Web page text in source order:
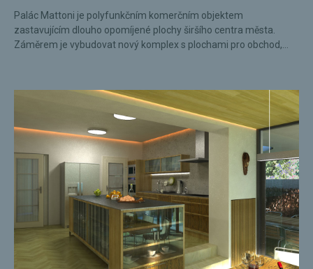
Palác Mattoni je polyfunkčním komerčním objektem
zastavujícím dlouho opomíjené plochy širšího centra města.
Záměrem je vybudovat nový komplex s plochami pro obchod,...